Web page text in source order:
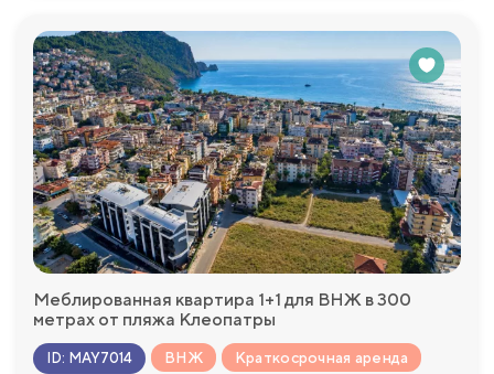
Меблированная квартира 1+1 для ВНЖ в 300
метрах от пляжа Клеопатры
ID: MAY7014 ВНЖ Краткосрочная аренда